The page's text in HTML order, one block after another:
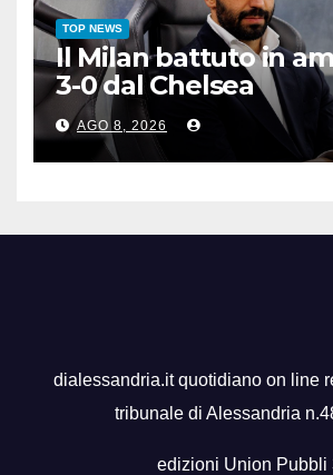
TOP NEWS
Il Milan battuto in
3-0 dal Chelsea
AGO 8, 2026
dialessandria.it quotidiano on line
tribunale di Alessandria
edizioni Union Pubbli